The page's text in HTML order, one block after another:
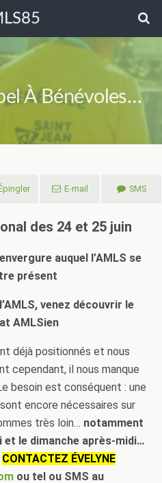
À Bénévoles…
E-mail SMS
des 24 et 25 juin
auquel l’AMLS se
présent
venez découvrir le
AMLSien
déjà positionnés et nous
cependant, il nous manque
besoin est conséquent : une
encore nécessaires sur
très loin… notamment
et le dimanche après-midi…
CONTACTEZ ÉVELYNE
ou tel ou SMS au